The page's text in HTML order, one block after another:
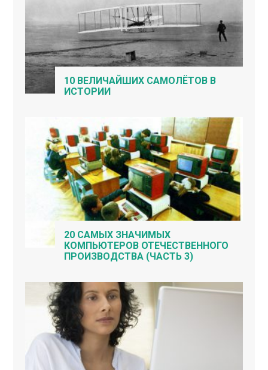
10 ВЕЛИЧАЙШИХ САМОЛЁТОВ В
ИСТОРИИ
20 САМЫХ ЗНАЧИМЫХ
КОМПЬЮТЕРОВ ОТЕЧЕСТВЕННОГО
ПРОИЗВОДСТВА (ЧАСТЬ 3)